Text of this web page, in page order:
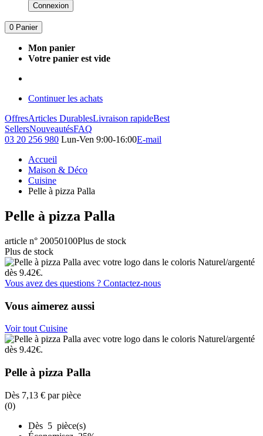
Connexion
0 Panier
Mon panier
Votre panier est vide
Continuer les achats
OffresArticles DurablesLivraison rapideBest
SellersNouveautésFAQ
03 20 256 980 Lun-Ven 9:00-16:00E-mail
Accueil
Maison & Déco
Cuisine
Pelle à pizza Palla
Pelle à pizza Palla
article n° 20050100Plus de stock
Plus de stock
Vous avez des questions ? Contactez-nous
Vous aimerez aussi
Voir tout Cuisine
Pelle à pizza Palla
Dès 7,13 € par pièce
(0)
Dès 5 pièce(s)